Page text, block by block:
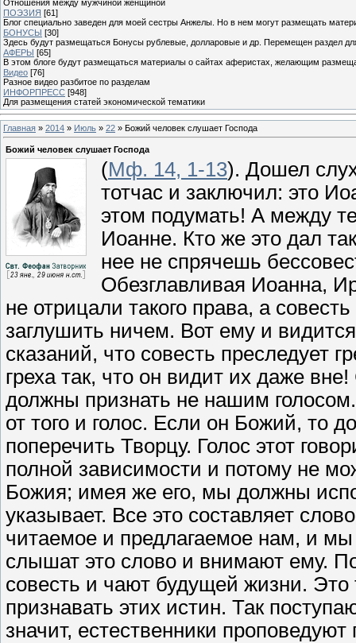
Отношения между мужчиной женщиной
ПОЭЗИЯ [61]
Блог специально заведен для моей сестры Анжелы. Но в нем могут размещать
БОНУСЫ [30]
Здесь будут размещаться Бонусы рублевые, долларовые и др. Перемещен раздел
АФЕРЫ [65]
В этом блоге будут размещаться материалы о сайтах аферистах, желающим
Видео [76]
Разное видео разбитое по разделам
ИНФОРПРЕСС [948]
Для размещения статей экономической тематики
Главная » 2014 » Июль » 22 » Божий человек слушает Господа
Божий человек слушает Господа
(Мф. 14, 1-13). Дошел
тотчас и заключил: это
этом подумать! А между
Иоанне. Кто же это дал
нее не спрячешь
Обезглавливая Иоанна,
не отрицали такого права, а
заглушить ничем. Вот ему и
сказаний, что совесть преследует
греха так, что он видит их даже
должны признать не нашим
от того и голос. Если он Божий, то
поперечить Творцу. Голос этот
полной зависимости и потому не
Божия; имея же его, мы должны
указывает. Все это составляет
читаемое и предлагаемое нам, и
слышат это слово и внимают ему.
совесть и чают будущей жизни.
признавать этих истин. Так
значит, естественники